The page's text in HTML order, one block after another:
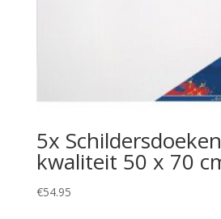
5x
kwaliteit 50 x 70
€54.95